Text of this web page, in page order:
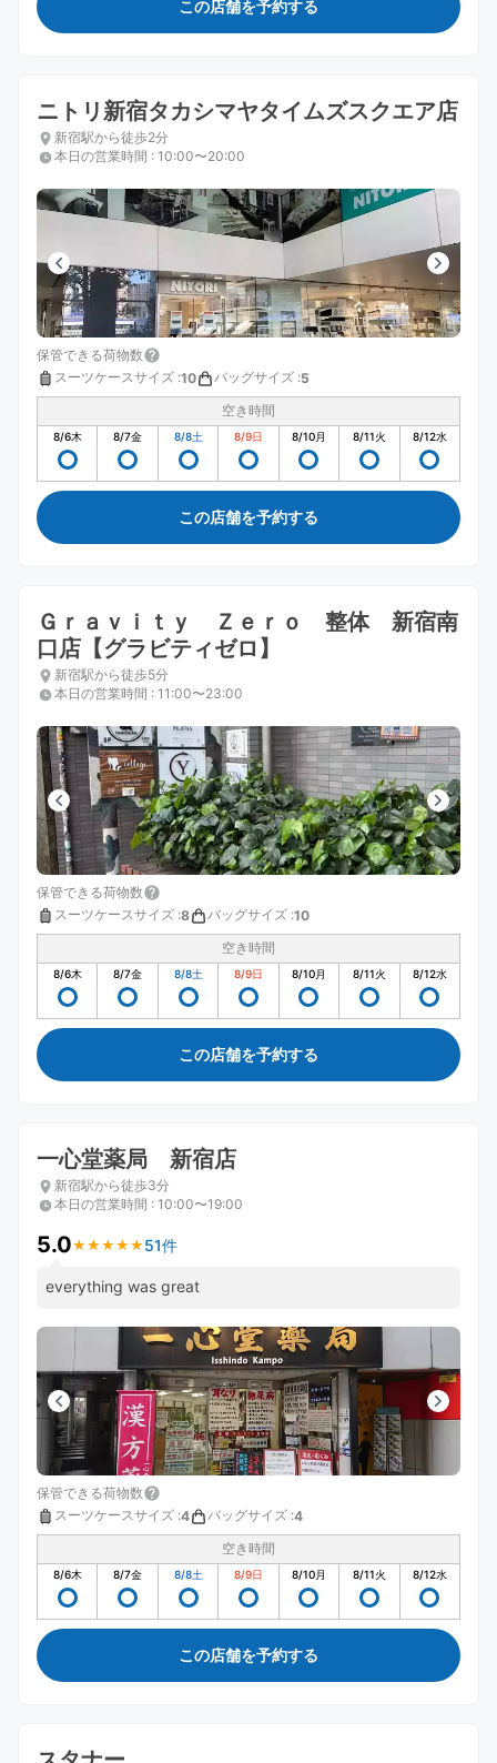
この店舗を予約する
ニトリ新宿タカシマヤタイムズスクエア店
新宿駅から徒歩2分
本日の営業時間 : 10:00〜20:00
保管できる荷物数
スーツケースサイズ :10 バッグサイズ :5
空き時間
8/6木 8/7金 8/8土 8/9日 8/10月 8/11火 8/12水
この店舗を予約する
Ｇｒａｖｉｔｙ Ｚｅｒｏ 整体 新宿南
口店【グラビティゼロ】
新宿駅から徒歩5分
本日の営業時間 : 11:00〜23:00
保管できる荷物数
スーツケースサイズ :8 バッグサイズ :10
空き時間
8/6木 8/7金 8/8土 8/9日 8/10月 8/11火 8/12水
この店舗を予約する
一心堂薬局 新宿店
新宿駅から徒歩3分
本日の営業時間 : 10:00〜19:00
5.0★ ★ ★ ★ ★
★ ★ ★ ★ ★ 51件
everything was great
保管できる荷物数
スーツケースサイズ :4 バッグサイズ :4
空き時間
8/6木 8/7金 8/8土 8/9日 8/10月 8/11火 8/12水
この店舗を予約する